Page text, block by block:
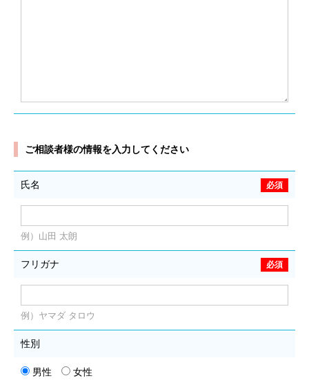
ご相談者様の情報を入力してください
氏名
例）山田 太朗
フリガナ
例）ヤマダ タロウ
性別
男性 女性